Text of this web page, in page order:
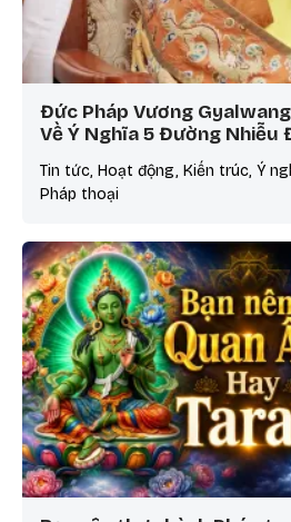
Đức Pháp Vương
Về Ý Nghĩa 5 Đường Nhiễu
Tin tức, Hoạt động, Kiến trúc, Ý
Pháp thoại